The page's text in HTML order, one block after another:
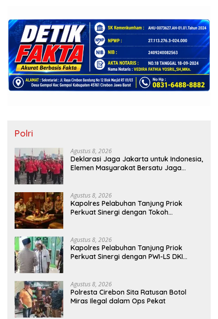
Polri
Agustus 8, 2026
Deklarasi Jaga Jakarta untuk Indonesia,
Elemen Masyarakat Bersatu Jaga
Agustus 8, 2026
Kapolres Pelabuhan Tanjung Priok
Perkuat Sinergi dengan Tokoh
Agustus 8, 2026
Kapolres Pelabuhan Tanjung Priok
Perkuat Sinergi dengan PWI-LS DKI
Agustus 8, 2026
Polresta Cirebon Sita Ratusan Botol
Miras Ilegal dalam Ops Pekat